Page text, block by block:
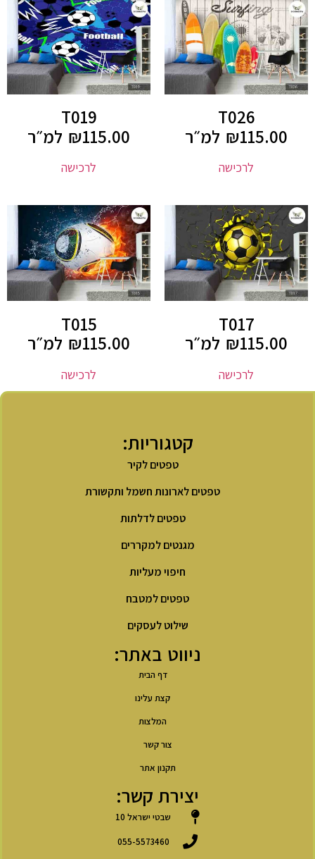
T026
₪115.00 למ״ר
לרכישה
T019
₪115.00 למ״ר
לרכישה
T017
₪115.00 למ״ר
לרכישה
T015
₪115.00 למ״ר
לרכישה
קטגוריות:
טפטים לקיר
טפטים לארונות חשמל ותקשורת
טפטים לדלתות
מגנטים למקררים
חיפוי מעליות
טפטים למטבח
שילוט לעסקים
ניווט באתר:
דף הבית
קצת עלינו
המלצות
צור קשר
תקנון אתר
יצירת קשר:
שבטי ישראל 10
055-5573460